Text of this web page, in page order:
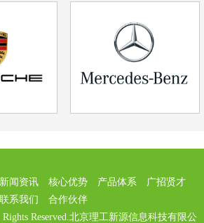
新闻资讯 核心优势 产品体系
广招贤才
联系我们
合作伙伴
Reserved.北京理工新源信息科技有限公